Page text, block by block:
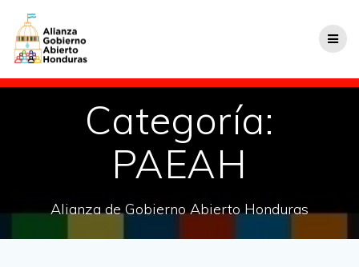
Categoría:
PAEAH
Alianza de Gobierno Abierto Honduras